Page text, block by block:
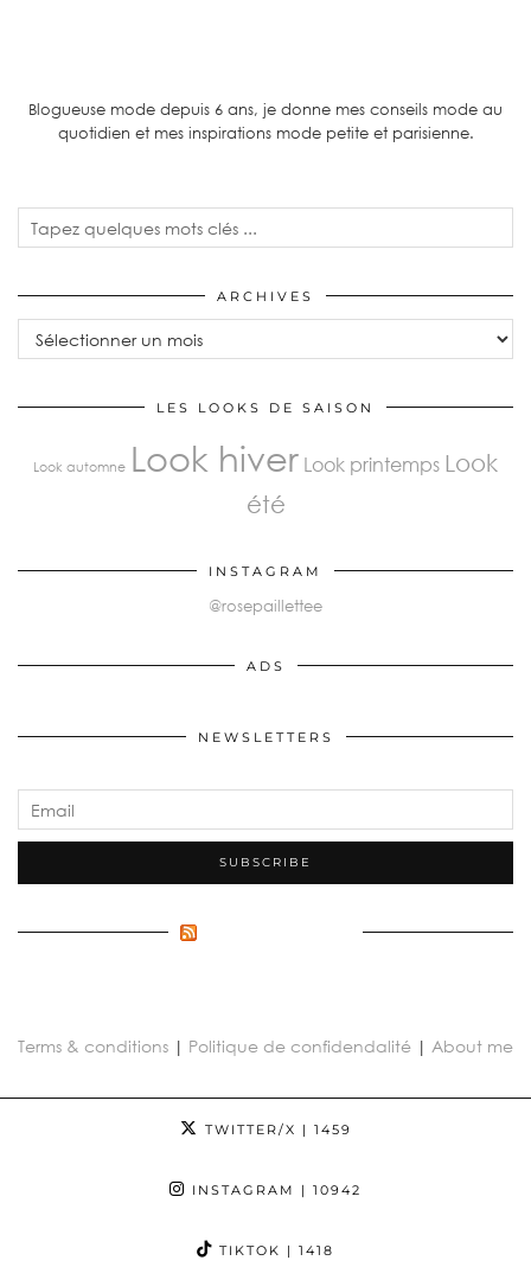
Blogueuse mode depuis 6 ans, je donne mes conseils mode au
quotidien et mes inspirations mode petite et parisienne.
ARCHIVES
LES LOOKS DE SAISON
Look automne Look hiver Look printemps Look
été
INSTAGRAM
@rosepaillettee
ADS
NEWSLETTERS
Terms & conditions | Politique de confidendalité | About me
TWITTER/X | 1459
INSTAGRAM | 10942
TIKTOK | 1418